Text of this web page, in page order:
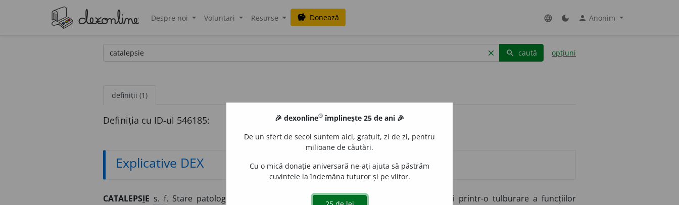
Despre noi Voluntari Resurse savings Donează language dark_mode person Anonim
clear search caută opțiuni
definiții (1)
Definiția cu ID-ul 546185:
Explicative DEX
CATALEPSIE s. f. Stare patologică caracterizată printr-o rigiditate bruscă a mușchilor și printr-o tulburare a funcțiilor
🎉 dexonline® împlinește 25 de ani 🎉
De un sfert de secol suntem aici, gratuit, zi de zi, pentru
milioane de căutări.
Cu o mică donație aniversară ne-ați ajuta să păstrăm
cuvintele la îndemâna tuturor și pe viitor.